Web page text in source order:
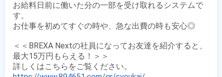
お給料日前に働いた分の一部を受け取れるシステムで
す。
お仕事を初めてすぐの時や、急な出費の時も安心◎
＜＜BREXA Nextの社員になってお友達を紹介すると、
最大15万円もらえる！＞＞